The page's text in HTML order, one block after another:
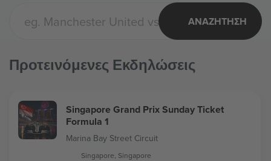
ΑΝΑΖΉΤΗΣΗ
Προτεινόμενες Εκδηλώσεις
Singapore Grand Prix Sunday Ticket
Formula 1
Marina Bay Street Circuit
Singapore, Singapore